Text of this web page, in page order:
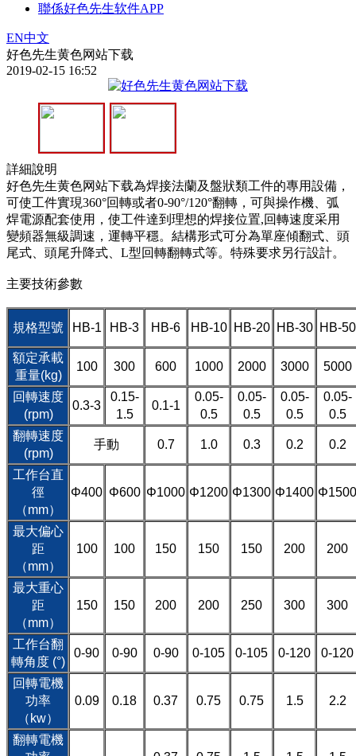
聯係好色先生软件APP
EN中文
好色先生黄色网站下载
2019-02-15 16:52
詳細說明
好色先生黄色网站下载為焊接法蘭及盤狀類工件的專用設備，
可使工件實現360°回轉或者0-90°/120°翻轉，可與操作機、弧
焊電源配套使用，使工件達到理想的焊接位置,回轉速度采用
變頻器無級調速，運轉平穩。結構形式可分為單座傾翻式、頭
尾式、頭尾升降式、L型回轉翻轉式等。特殊要求另行設計。
主要技術參數
規格型號 HB-1 HB-3 HB-6 HB-10 HB-20 HB-30 HB-50
額定承載
重量(kg)
100 300 600 1000 2000 3000 5000
回轉速度
(rpm)
0.3-3
0.15-
1.5
0.1-1
0.05-
0.5
0.05-
0.5
0.05-
0.5
0.05-
0.5
翻轉速度
(rpm)
手動 0.7 1.0 0.3 0.2 0.2
工作台直
徑
（mm）
Φ400 Φ600 Φ1000 Φ1200 Φ1300 Φ1400 Φ1500
最大偏心
距
（mm）
100 100 150 150 150 200 200
最大重心
距
（mm）
150 150 200 200 250 300 300
工作台翻
轉角度 (°)
0-90 0-90 0-90 0-105 0-105 0-120 0-120
回轉電機
功率
（kw）
0.09 0.18 0.37 0.75 0.75 1.5 2.2
翻轉電機